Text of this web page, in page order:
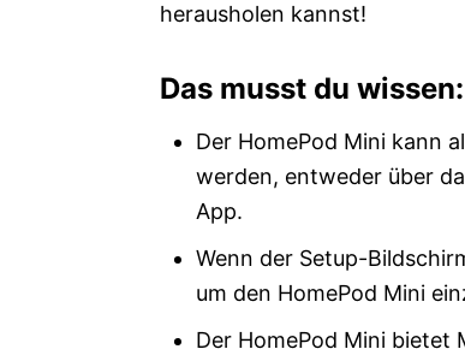
herausholen kannst!
Das musst du
Der HomePod Mini kann
werden, entweder über
App.
Wenn der Setup-
um den HomePod Mini
Der HomePod Mini bietet